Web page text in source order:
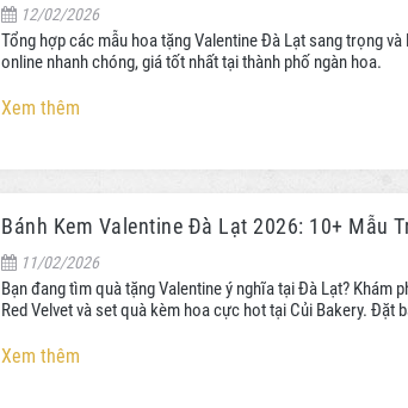
12/02/2026
Tổng hợp các mẫu hoa tặng Valentine Đà Lạt sang trọng
online nhanh chóng, giá tốt nhất tại thành phố ngàn hoa.
Xem thêm
Bánh Kem Valentine Đà Lạt 2026: 10+ Mẫu
11/02/2026
Bạn đang tìm quà tặng Valentine ý nghĩa tại Đà Lạt? Khám
Red Velvet và set quà kèm hoa cực hot tại Củi Bakery. Đặt
Xem thêm